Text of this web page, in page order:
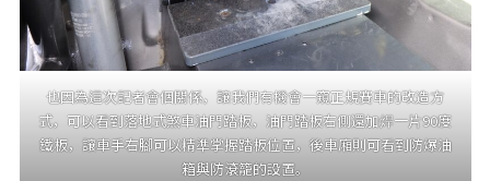
也因為這次記者會個關係，讓我們有機會一窺正規賽車的改造方
式，可以看到落地式煞車油門踏板，油門踏板右側還加焊一片90度
鐵板，讓車手右腳可以精準掌握踏板位置，後車廂則可看到防爆油
箱與防滾籠的設置。